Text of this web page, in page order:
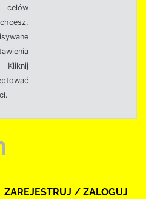
ZAREJESTRUJ / ZALOGUJ